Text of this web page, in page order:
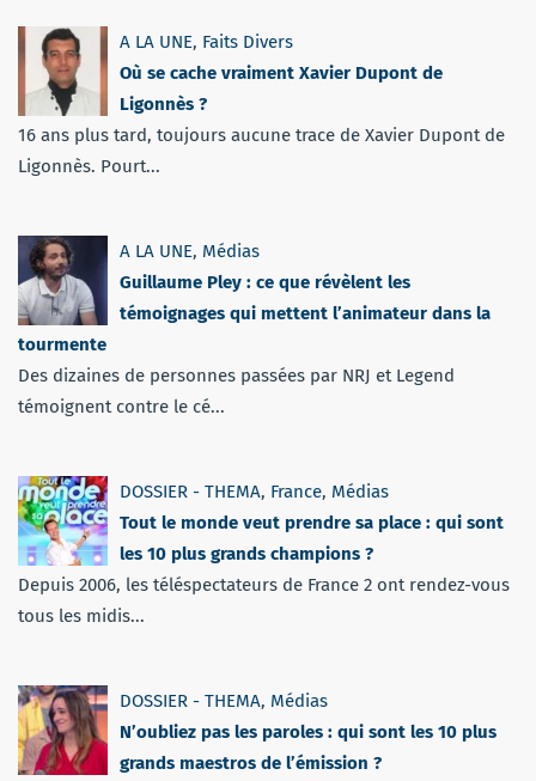
A LA UNE, Faits Divers
Où se cache vraiment Xavier Dupont de
Ligonnès ?
16 ans plus tard, toujours aucune trace de Xavier Dupont de
Ligonnès. Pourt...
A LA UNE, Médias
Guillaume Pley : ce que révèlent les
témoignages qui mettent l’animateur dans la
tourmente
Des dizaines de personnes passées par NRJ et Legend
témoignent contre le cé...
DOSSIER - THEMA, France, Médias
Tout le monde veut prendre sa place : qui sont
les 10 plus grands champions ?
Depuis 2006, les téléspectateurs de France 2 ont rendez-vous
tous les midis...
DOSSIER - THEMA, Médias
N’oubliez pas les paroles : qui sont les 10 plus
grands maestros de l’émission ?